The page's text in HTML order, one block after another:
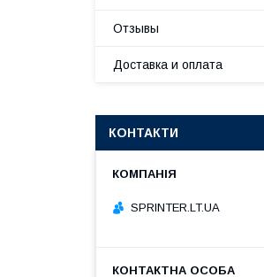
Отзывы
Доставка и оплата
КОНТАКТИ
SPRINTER.LT.UA